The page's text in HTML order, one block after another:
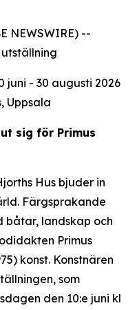
NEWSWIRE) --
juni - 30 augusti 2026
Uppsala
sig för Primus
Hus bjuder in
Färgsprakande
båtar, landskap och
Primus
konst. Konstnären
som
den 10:e juni kl